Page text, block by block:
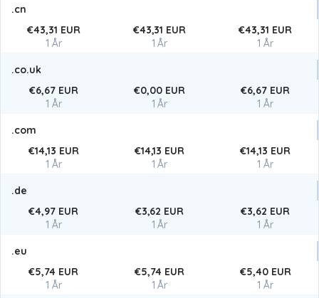
.cn
€43,31 EUR
1 År
€43,31 EUR
1 År
€43,31 EUR
1 År
.co.uk
€6,67 EUR
1 År
€0,00 EUR
1 År
€6,67 EUR
1 År
.com
€14,13 EUR
1 År
€14,13 EUR
1 År
€14,13 EUR
1 År
.de
€4,97 EUR
1 År
€3,62 EUR
1 År
€3,62 EUR
1 År
.eu
€5,74 EUR
1 År
€5,74 EUR
1 År
€5,40 EUR
1 År